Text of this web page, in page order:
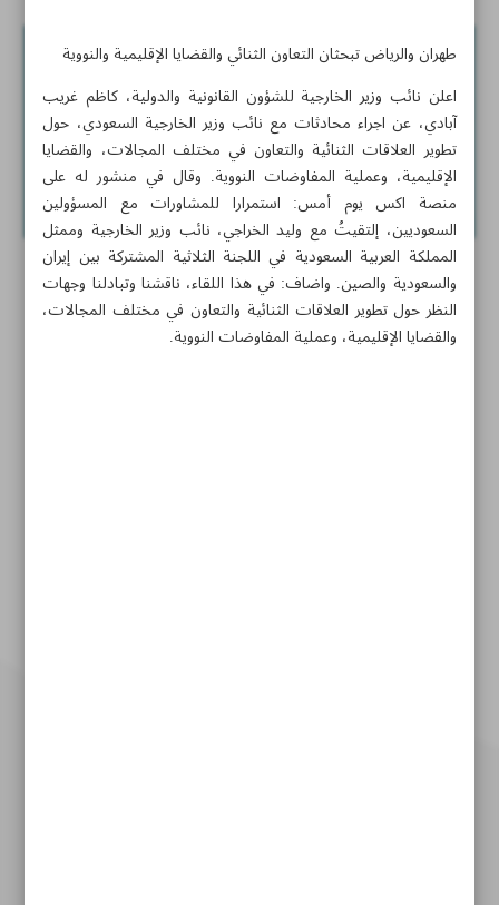
طهران والرياض تبحثان التعاون الثنائي والقضايا الإقليمية والنووية
اعلن نائب وزير الخارجية للشؤون القانونية والدولية، کاظم غريب
آبادي، عن اجراء محادثات مع نائب وزير الخارجية السعودي، حول
تطوير العلاقات الثنائية والتعاون في مختلف المجالات، والقضايا
الإقليمية، وعملية المفاوضات النووية. وقال في منشور له على
منصة اكس يوم أمس: استمرارا للمشاورات مع المسؤولين
السعوديين، إلتقيتُ مع وليد الخراجي، نائب وزير الخارجية وممثل
المملكة العربية السعودية في اللجنة الثلاثية المشتركة بين إيران
والسعودية والصين. واضاف: في هذا اللقاء، ناقشنا وتبادلنا وجهات
النظر حول تطوير العلاقات الثنائية والتعاون في مختلف المجالات،
والقضايا الإقليمية، وعملية المفاوضات النووية.